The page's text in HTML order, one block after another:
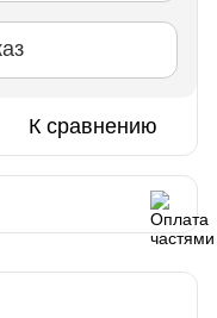
К сравнению